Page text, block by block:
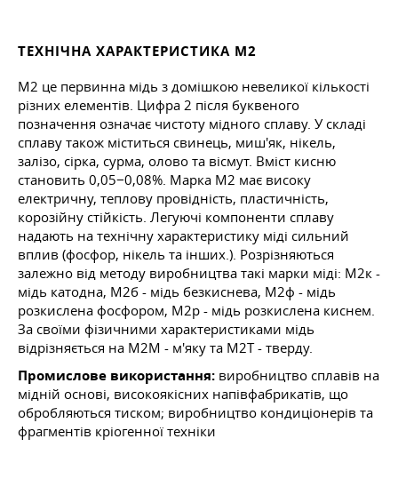
ТЕХНІЧНА ХАРАКТЕРИСТИКА М2
М2 це первинна мідь з домішкою невеликої кількості
різних елементів. Цифра 2 після буквеного
позначення означає чистоту мідного сплаву. У складі
сплаву також міститься свинець, миш'як, нікель,
залізо, сірка, сурма, олово та вісмут. Вміст кисню
становить 0,05−0,08%. Марка М2 має високу
електричну, теплову провідність, пластичність,
корозійну стійкість. Легуючі компоненти сплаву
надають на технічну характеристику міді сильний
вплив (фосфор, нікель та інших.). Розрізняються
залежно від методу виробництва такі марки міді: М2к -
мідь катодна, М2б - мідь безкиснева, М2ф - мідь
розкислена фосфором, М2р - мідь розкислена киснем.
За своїми фізичними характеристиками мідь
відрізняється на М2М - м'яку та М2Т - тверду.
Промислове використання: виробництво сплавів на
мідній основі, високоякісних напівфабрикатів, що
обробляються тиском; виробництво кондиціонерів та
фрагментів кріогенної техніки